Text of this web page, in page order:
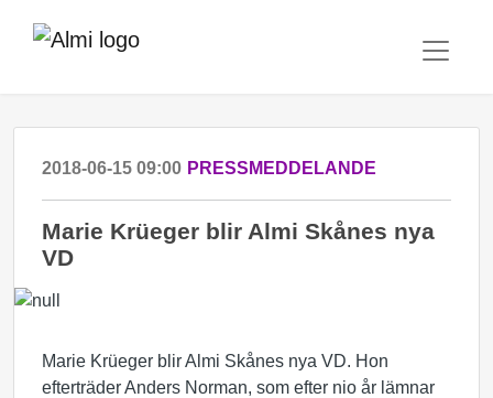
2018-06-15 09:00 PRESSMEDDELANDE
Marie Krüeger blir Almi Skånes nya
VD
Marie Krüeger blir Almi Skånes nya VD. Hon
efterträder Anders Norman, som efter nio år lämnar